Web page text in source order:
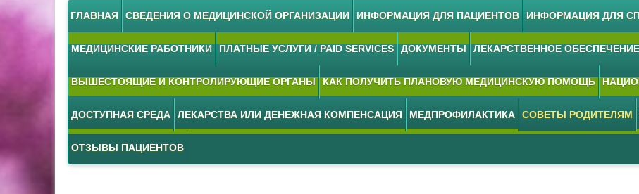
ГЛАВНАЯ СВЕДЕНИЯ О МЕДИЦИНСКОЙ ОРГАНИЗАЦИИ ИНФОРМАЦИЯ ДЛЯ ПАЦИЕНТОВ ИНФОРМАЦИЯ ДЛЯ
МЕДИЦИНСКИЕ РАБОТНИКИ ПЛАТНЫЕ УСЛУГИ / PAID SERVICES ДОКУМЕНТЫ ЛЕКАРСТВЕННОЕ ОБЕСПЕЧЕНИЕ
ВЫШЕСТОЯЩИЕ И КОНТРОЛИРУЮЩИЕ ОРГАНЫ КАК ПОЛУЧИТЬ ПЛАНОВУЮ МЕДИЦИНСКУЮ ПОМОЩЬ
ДОСТУПНАЯ СРЕДА ЛЕКАРСТВА ИЛИ ДЕНЕЖНАЯ КОМПЕНСАЦИЯ МЕДПРОФИЛАКТИКА СОВЕТЫ РОДИТЕЛЯМ
ОТЗЫВЫ ПАЦИЕНТОВ